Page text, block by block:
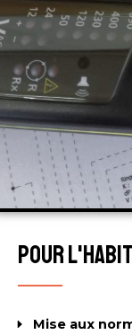
Pour
Mise aux